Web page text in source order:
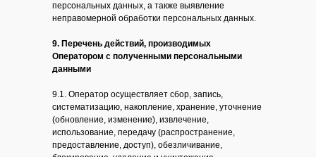
персональных данных, а также выявление
неправомерной обработки персональных данных.
9. Перечень действий, производимых
Оператором с полученными персональными
данными
9.1. Оператор осуществляет сбор, запись,
систематизацию, накопление, хранение, уточнение
(обновление, изменение), извлечение,
использование, передачу (распространение,
предоставление, доступ), обезличивание,